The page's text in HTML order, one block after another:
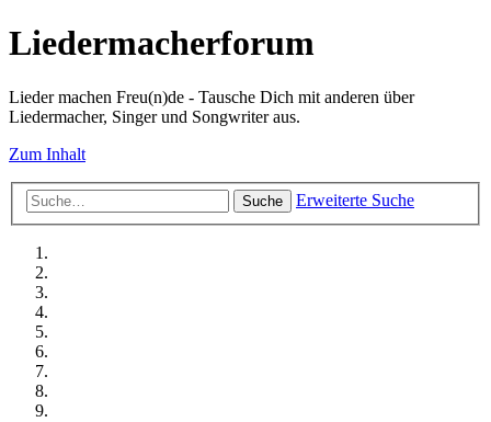
Liedermacherforum
Lieder machen Freu(n)de - Tausche Dich mit anderen über
Liedermacher, Singer und Songwriter aus.
Zum Inhalt
Suche Erweiterte Suche